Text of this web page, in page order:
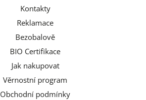
Kontakty
Reklamace
Bezobalově
BIO Certifikace
Jak nakupovat
Věrnostní program
Obchodní podmínky